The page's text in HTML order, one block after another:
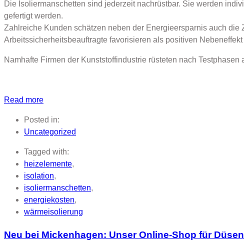
Die Isoliermanschetten sind jederzeit nachrüstbar. Sie werden
gefertigt werden.
Zahlreiche Kunden schätzen neben der Energieersparnis auch
Arbeitssicherheitsbeauftragte favorisieren als positiven
Namhafte Firmen der Kunststoffindustrie rüsteten nach
Read more
Posted in:
Uncategorized
Tagged with:
heizelemente,
isolation,
isoliermanschetten,
energiekosten,
wärmeisolierung
Neu bei Mickenhagen: Unser Online-Shop für